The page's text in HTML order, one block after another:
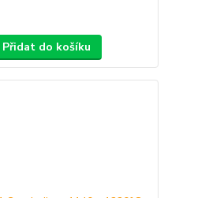
Přidat do košíku